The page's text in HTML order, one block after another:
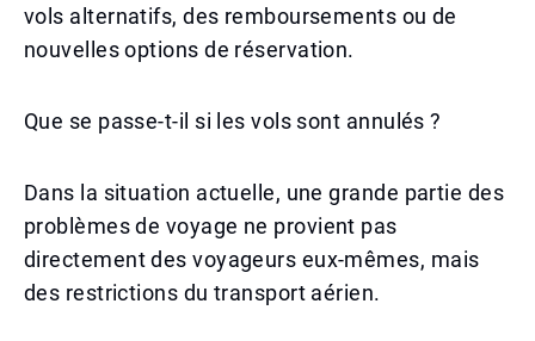
vols alternatifs, des remboursements ou de
nouvelles options de réservation.
Que se passe-t-il si les vols sont annulés ?
Dans la situation actuelle, une grande partie des
problèmes de voyage ne provient pas
directement des voyageurs eux-mêmes, mais
des restrictions du transport aérien.